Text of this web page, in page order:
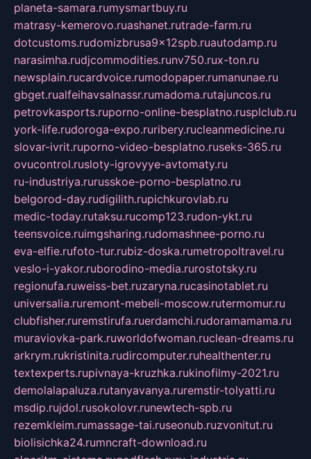
planeta-samara.rumysmartbuy.ru
matrasy-kemerovo.ruashanet.rutrade-farm.ru
dotcustoms.rudomizbrusa9x12spb.ruautodamp.ru
narasimha.rudjcommodities.runv750.rux-ton.ru
newsplain.rucardvoice.rumodopaper.rumanunae.ru
gbget.rualfeihavsalnassr.rumadoma.rutajuncos.ru
petrovkasports.ruporno-online-besplatno.rusplclub.ru
york-life.rudoroga-expo.ruribery.rucleanmedicine.ru
slovar-ivrit.ruporno-video-besplatno.ruseks-365.ru
ovucontrol.rusloty-igrovyye-avtomaty.ru
ru-industriya.rurusskoe-porno-besplatno.ru
belgorod-day.rudigilith.rupichkurovlab.ru
medic-today.rutaksu.rucomp123.rudon-ykt.ru
teensvoice.ruimgsharing.rudomashnee-porno.ru
eva-elfie.rufoto-tur.rubiz-doska.rumetropoltravel.ru
veslo-i-yakor.ruborodino-media.rurostotsky.ru
regionufa.ruweiss-bet.ruzaryna.rucasinotablet.ru
universalia.ruremont-mebeli-moscow.rutermomur.ru
clubfisher.ruremstirufa.ruerdamchi.rudoramamama.ru
muraviovka-park.ruworldofwoman.ruclean-dreams.ru
arkrym.rukristinita.rudircomputer.ruhealthenter.ru
textexperts.rupivnaya-kruzhka.rukinofilmy-2021.ru
demolalapaluza.rutanyavanya.ruremstir-tolyatti.ru
msdip.rujdol.rusokolovr.runewtech-spb.ru
rezemkleim.rumassage-tai.ruseonub.ruzvonitut.ru
biolisichka24.rumncraft-download.ru